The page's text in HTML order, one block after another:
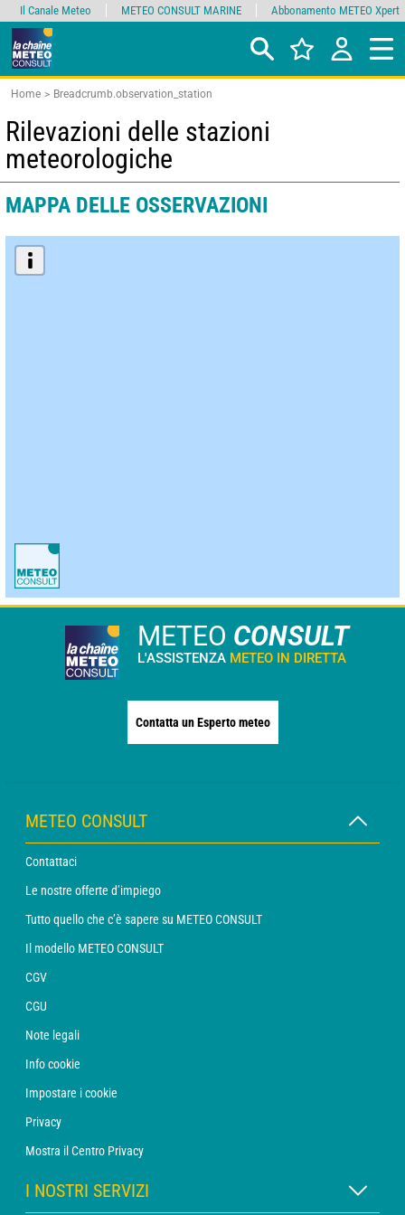
Home Breadcrumb.observation_station
Rilevazioni delle stazioni
meteorologiche
MAPPA DELLE OSSERVAZIONI
METEO CONSULT
L'ASSISTENZA METEO IN DIRETTA
Contatta un Esperto meteo
METEO CONSULT
Contattaci
Le nostre offerte d’impiego
Tutto quello che c’è sapere su METEO CONSULT
Il modello METEO CONSULT
CGV
CGU
Note legali
Info cookie
Impostare i cookie
Privacy
Mostra il Centro Privacy
I NOSTRI SERVIZI
Il Canale Meteo METEO CONSULT MARINE Abbonamento METEO Xpert